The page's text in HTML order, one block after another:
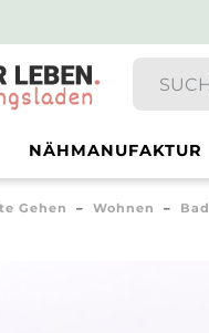
NÄHMANUFAKTUR
Gehen Wohnen Bad